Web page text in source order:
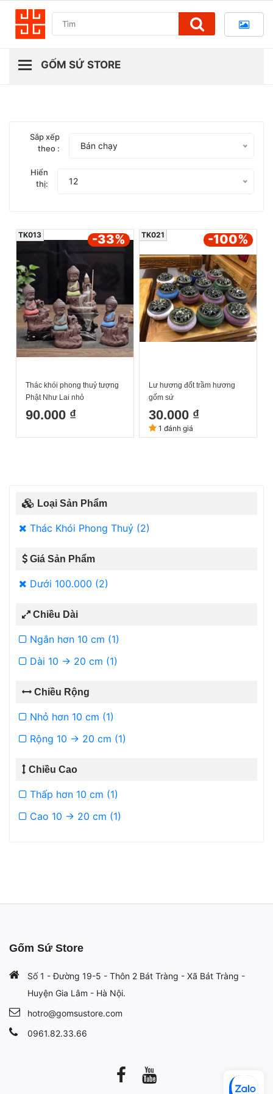
Loại Sản Phẩm
Thác Khói Phong Thuỷ (2)
Giá Sản Phẩm
Dưới 100.000 (2)
Chiều Dài
Ngắn hơn 10 cm (1)
Dài 10 -> 20 cm (1)
Chiều Rộng
Nhỏ hơn 10 cm (1)
Rộng 10 -> 20 cm (1)
Chiều Cao
Thấp hơn 10 cm (1)
Cao 10 -> 20 cm (1)
Sắp xếp
theo :
Bán chạy
Hiển
thị:
12
Thác khói phong thuỷ tượng
Phật Như Lai nhỏ
90.000 ₫
TK013 -33%
Lư hương đốt trầm hương
gốm sứ
30.000 ₫
TK021 -100%
1 đánh giá
Gốm Sứ Store
Số 1 - Đường 19-5 - Thôn 2 Bát Tràng - Xã Bát Tràng -
Huyện Gia Lâm - Hà Nội.
hotro@gomsustore.com
0961.82.33.66